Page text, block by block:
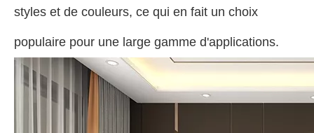
styles et de couleurs, ce qui en fait un choix
populaire pour une large gamme d'applications.